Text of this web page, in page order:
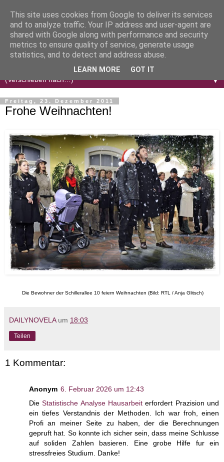
▼
Freitag, 23. Dezember 2011
Frohe Weihnachten!
Die Bewohner der Schillerallee 10 feiern Weihnachten (Bild: RTL / Anja Glitsch)
DAILYNOVELA um 18:03
Teilen
1 Kommentar:
Anonym 6. Februar 2026 um 12:43
DieStatistische Analyse Hausarbeit erfordert Prazision und
ein tiefes Verstandnis der Methoden. Ich war froh, einen
Profi an meiner Seite zu haben, der die Berechnungen
gepruft hat. So konnte ich sicher sein, dass meine Schlusse
auf soliden Zahlen basieren. Eine grobe Hilfe fur ein
stressfreies Studium. Danke!
This site uses cookies from Google to deliver its services
and to analyze traffic. Your IP address and user-agent are
shared with Google along with performance and security
metrics to ensure quality of service, generate usage
statistics, and to detect and address abuse.
LEARN MORE GOT IT